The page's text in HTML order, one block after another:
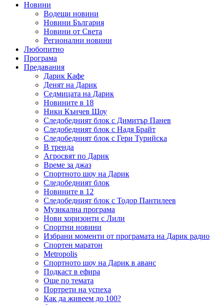
Новини
Водещи новини
Новини България
Новини от Света
Регионални новини
Любопитно
Програма
Предавания
Дарик Кафе
Денят на Дарик
Седмицата на Дарик
Новините в 18
Ники Кънчев Шоу
Следобедният блок с Димитър Панев
Следобедният блок с Надя Брайт
Следобедният блок с Гери Турийска
В тренда
Агросвят по Дарик
Време за джаз
Спортното шоу на Дарик
Следобедният блок
Новините в 12
Следобедният блок с Тодор Пантилеев
Музикална програма
Нови хоризонти с Лили
Спортни новини
Избрани моменти от програмата на Дарик радио
Спортен маратон
Metropolis
Спортното шоу на Дарик в аванс
Подкаст в ефира
Още по темата
Портрети на успеха
Как да живеем до 100?